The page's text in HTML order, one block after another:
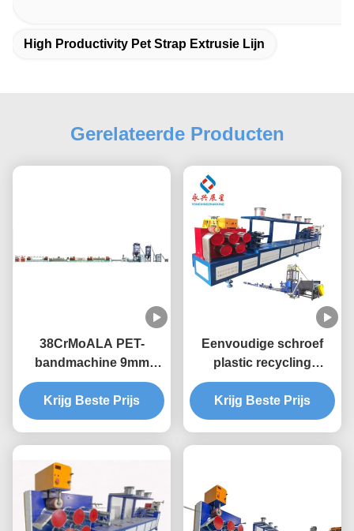
High Productivity Pet Strap Extrusie Lijn
Gerelateerde Producten
38CrMoALA PET-
bandmachine 9mm
bandmachine
Krijg Beste Prijs
Eenvoudige schroef
plastic recycling
machine 9 mm PET
band extrusie lijn
Krijg Beste Prijs